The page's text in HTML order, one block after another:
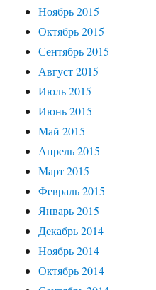
Ноябрь 2015
Октябрь 2015
Сентябрь 2015
Август 2015
Июль 2015
Июнь 2015
Май 2015
Апрель 2015
Март 2015
Февраль 2015
Январь 2015
Декабрь 2014
Ноябрь 2014
Октябрь 2014